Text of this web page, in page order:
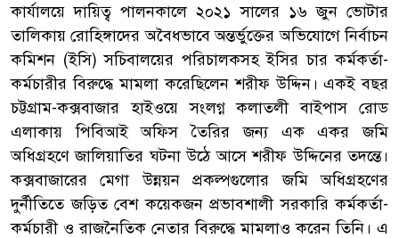
কার্যালয়ে দায়িত্ব পালনকালে ২০২১ সালের ১৬ জুন ভোটার
তালিকায় রোহিঙ্গাদের অবৈধভাবে অন্তর্ভুক্তের অভিযোগে নির্বাচন
কমিশন (ইসি) সচিবালয়ের পরিচালকসহ ইসির চার কর্মকর্তা-
কর্মচারীর বিরুদ্ধে মামলা করেছিলেন শরীফ উদ্দিন। একই বছর
চট্টগ্রাম-কক্সবাজার হাইওয়ে সংলগ্ন কলাতলী বাইপাস রোড
এলাকায় পিবিআই অফিস তৈরির জন্য এক একর জমি
অধিগ্রহণে জালিয়াতির ঘটনা উঠে আসে শরীফ উদ্দিনের তদন্তে।
কক্সবাজারের মেগা উন্নয়ন প্রকল্পগুলোর জমি অধিগ্রহণের
দুর্নীতিতে জড়িত বেশ কয়েকজন প্রভাবশালী সরকারি কর্মকর্তা-
কর্মচারী ও রাজনৈতিক নেতার বিরুদ্ধে মামলাও করেন তিনি। এ